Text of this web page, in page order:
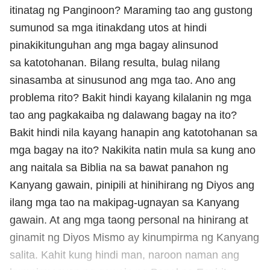
itinatag ng Panginoon? Maraming tao ang gustong
sumunod sa mga itinakdang utos at hindi
pinakikitunguhan ang mga bagay alinsunod
sa katotohanan. Bilang resulta, bulag nilang
sinasamba at sinusunod ang mga tao. Ano ang
problema rito? Bakit hindi kayang kilalanin ng mga
tao ang pagkakaiba ng dalawang bagay na ito?
Bakit hindi nila kayang hanapin ang katotohanan sa
mga bagay na ito? Nakikita natin mula sa kung ano
ang naitala sa Biblia na sa bawat panahon ng
Kanyang gawain, pinipili at hinihirang ng Diyos ang
ilang mga tao na makipag-ugnayan sa Kanyang
gawain. At ang mga taong personal na hinirang at
ginamit ng Diyos Mismo ay kinumpirma ng Kanyang
salita. Kahit kung hindi man, naroon naman ang